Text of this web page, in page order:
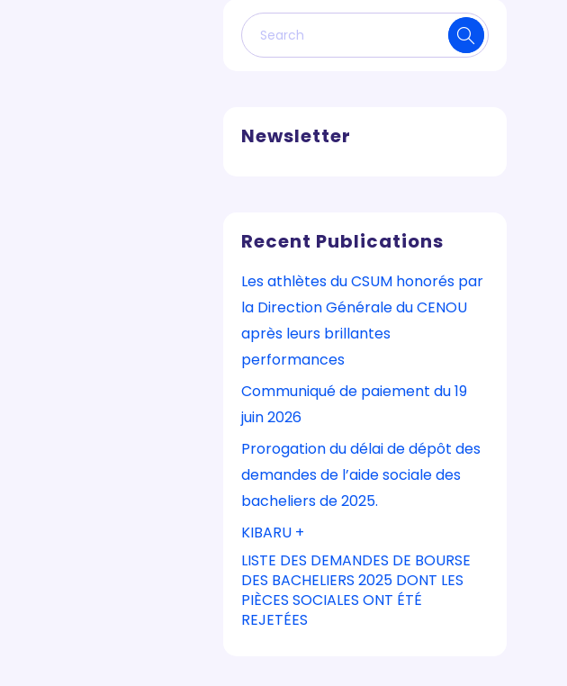
Newsletter
Recent Publications
Les athlètes du CSUM honorés par
la Direction Générale du CENOU
après leurs brillantes
performances
Communiqué de paiement du 19
juin 2026
Prorogation du délai de dépôt des
demandes de l’aide sociale des
bacheliers de 2025.
KIBARU +
LISTE DES DEMANDES DE BOURSE
DES BACHELIERS 2025 DONT LES
PIÈCES SOCIALES ONT ÉTÉ
REJETÉES